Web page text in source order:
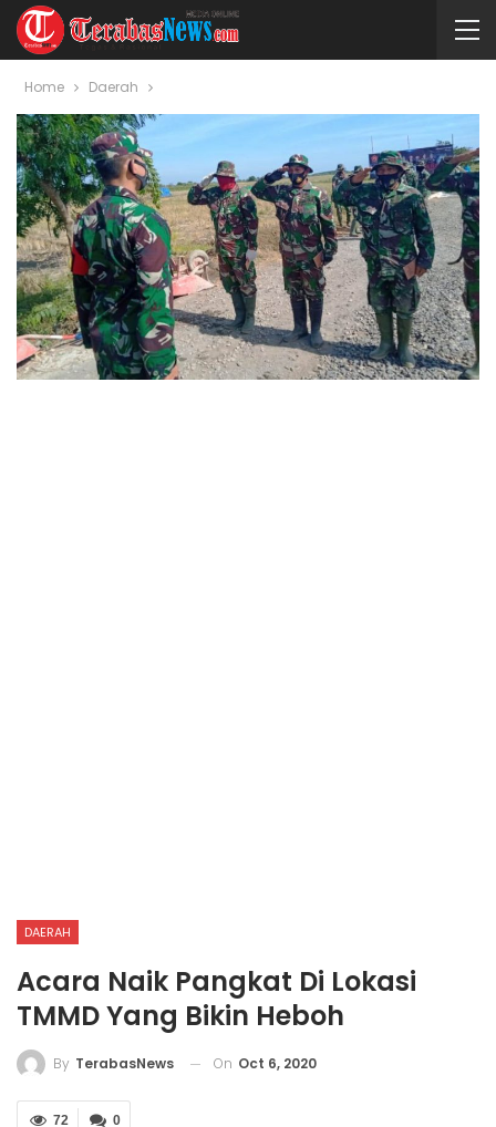
Home Daerah
DAERAH
Acara Naik Pangkat Di Lokasi
TMMD Yang Bikin Heboh
By TerabasNews On Oct 6, 2020
0
72